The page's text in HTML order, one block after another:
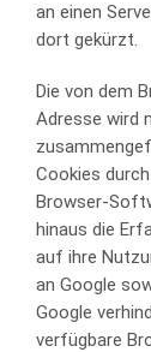
an einen
dort gekürzt.
Die von dem
Adresse wird
Cookies
Browser-
hinaus die
auf ihre
an Google
Google
verfügbare